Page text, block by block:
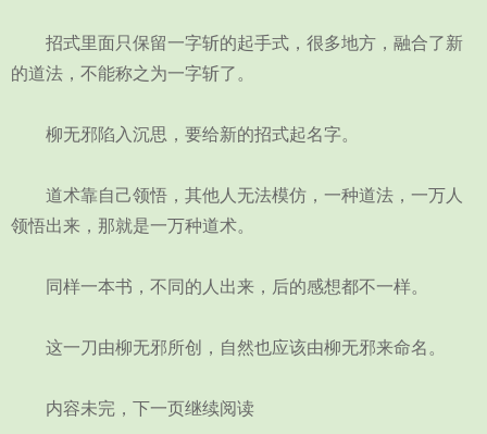
招式里面只保留一字斩的起手式，很多地方，融合了新
的道法，不能称之为一字斩了。
柳无邪陷入沉思，要给新的招式起名字。
道术靠自己领悟，其他人无法模仿，一种道法，一万人
领悟出来，那就是一万种道术。
同样一本书，不同的人出来，后的感想都不一样。
这一刀由柳无邪所创，自然也应该由柳无邪来命名。
内容未完，下一页继续阅读